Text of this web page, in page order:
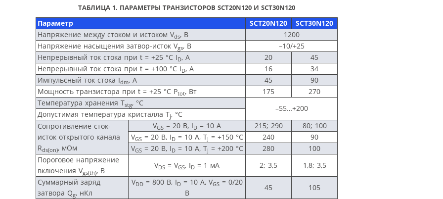
ТАБЛИЦА 1. ПАРАМЕТРЫ ТРАНЗИСТОРОВ SCT20N120 И SCT30N120
Параметр SCT20N120
SCT30N120
Напряжение между стоком и истоком Vds, В
1200
Напряжение насыщения затвор-исток Vgs, В
–10/+25
Непрерывный ток стока при t = +25 °C ID, А 20
45
Непрерывный ток стока при t = +100 °C ID, А 16
34
Импульсный ток стока Idm, А 45
90
Мощность транзистора при t = +25 °C Ptot, Вт 175
270
Температура хранения Tstg, °C
–55…+200
Допустимая температура кристалла Tj, °C
Сопротивление сток-
исток открытого канала
Rds(on), мОм
VGS = 20 В, ID = 10 A 215; 290
80; 100
VGS= 20 В, ID= 10 A, TJ = +150 °C 240
90
VGS = 20 В, ID= 10 A, TJ = +200 °C 280
100
Пороговое напряжение
включения Vgs(th), В
VDS = VGS, ID = 1 мА 2; 3,5
1,8; 3,5
Суммарный заряд
затвора Qg, нКл
VDD= 800 В, ID= 10 A, VGS = 0/20
В
45 105